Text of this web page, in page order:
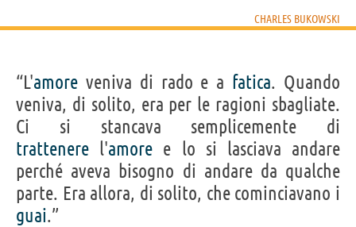
CHARLES BUKOWSKI
“L'amore veniva di rado e a fatica. Quando
veniva, di solito, era per le ragioni sbagliate.
Ci si stancava semplicemente di
trattenere l'amore e lo si lasciava andare
perché aveva bisogno di andare da qualche
parte. Era allora, di solito, che cominciavano i
guai.”